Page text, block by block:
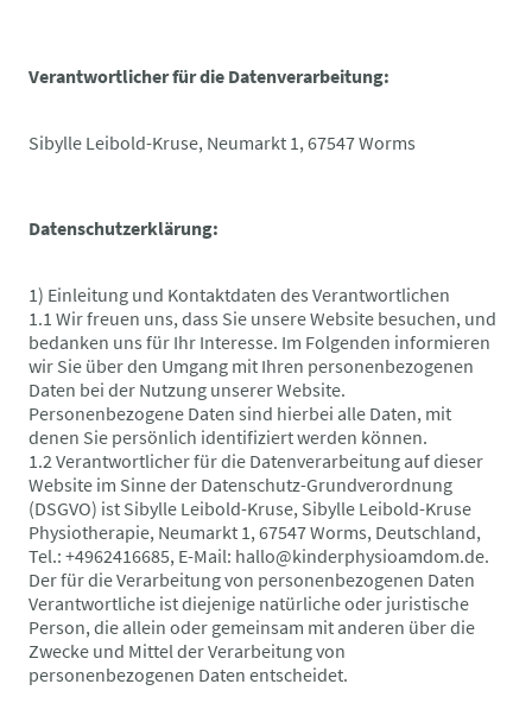
Verantwortlicher für die Datenverarbeitung:
Sibylle Leibold-Kruse, Neumarkt 1, 67547 Worms
Datenschutzerklärung:
1) Einleitung und Kontaktdaten des Verantwortlichen
1.1 Wir freuen uns, dass Sie unsere Website besuchen, und
bedanken uns für Ihr Interesse. Im Folgenden informieren
wir Sie über den Umgang mit Ihren personenbezogenen
Daten bei der Nutzung unserer Website.
Personenbezogene Daten sind hierbei alle Daten, mit
denen Sie persönlich identifiziert werden können.
1.2 Verantwortlicher für die Datenverarbeitung auf dieser
Website im Sinne der Datenschutz-Grundverordnung
(DSGVO) ist Sibylle Leibold-Kruse, Sibylle Leibold-Kruse
Physiotherapie, Neumarkt 1, 67547 Worms, Deutschland,
Tel.: +4962416685, E-Mail: hallo@kinderphysioamdom.de.
Der für die Verarbeitung von personenbezogenen Daten
Verantwortliche ist diejenige natürliche oder juristische
Person, die allein oder gemeinsam mit anderen über die
Zwecke und Mittel der Verarbeitung von
personenbezogenen Daten entscheidet.